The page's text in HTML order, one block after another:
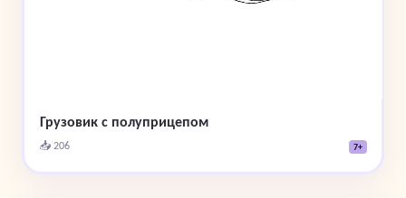
Грузовик с полуприцепом
📥 206 7+